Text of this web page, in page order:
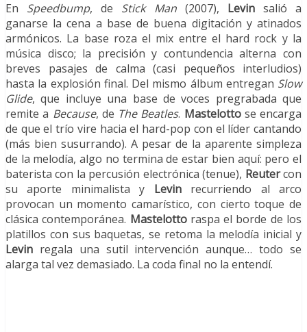
En Speedbump, de Stick Man(2007), Levinsalió a
ganarse la cena a base de buena digitación y atinados
armónicos. La base roza el mix entre el hard rock y la
música disco; la precisión y contundencia alterna con
breves pasajes de calma (casi pequeños interludios)
hasta la explosión final. Del mismo álbum entregan Slow
Glide, que incluye una base de voces pregrabada que
remite a Because, de The Beatles. Mastelottose encarga
de que el trío vire hacia el hard-pop con el líder cantando
(más bien susurrando). A pesar de la aparente simpleza
de la melodía, algo no termina de estar bien aquí: pero el
baterista con la percusión electrónica (tenue), Reutercon
su aporte minimalista y Levinrecurriendo al arco
provocan un momento camarístico, con cierto toque de
clásica contemporánea. Mastelottoraspa el borde de los
platillos con sus baquetas, se retoma la melodía inicial y
Levin regala una sutil intervención aunque… todo se
alarga tal vez demasiado. La coda final no la entendí.